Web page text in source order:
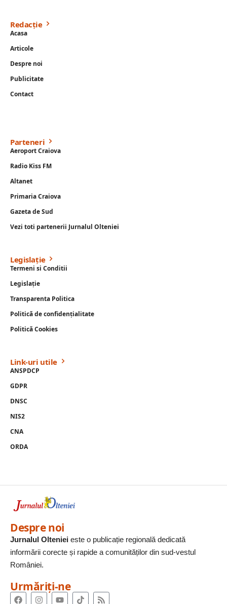
Redacție
Acasa
Articole
Despre noi
Publicitate
Contact
Parteneri
Aeroport Craiova
Radio Kiss FM
Altanet
Primaria Craiova
Gazeta de Sud
Vezi toti partenerii Jurnalul Olteniei
Legislație
Termeni si Conditii
Legislație
Transparenta Politica
Politică de confidențialitate
Politică Cookies
Link-uri utile
ANSPDCP
GDPR
DNSC
NIS2
CNA
ORDA
Despre noi
Jurnalul Olteniei este o publicație regională dedicată
informării corecte și rapide a comunităților din sud-vestul
României.
Urmăriți-ne